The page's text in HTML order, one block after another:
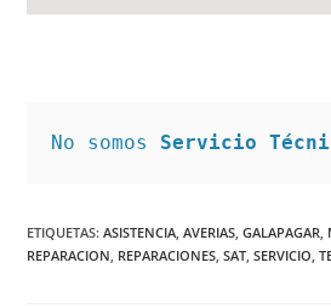
No somos Servicio
ETIQUETAS:ASISTENCIA, AVERIAS, GALAPAGAR,
REPARACION, REPARACIONES, SAT, SERVICIO,